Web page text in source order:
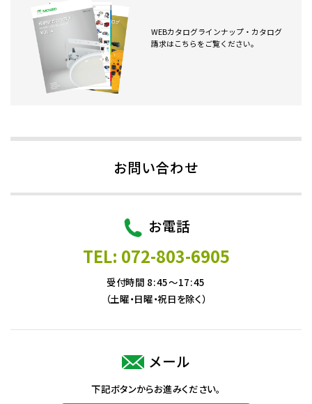
WEBカタログラインナップ・カタログ
請求はこちらをご覧ください。
お問い合わせ
お電話
TEL: 072-803-6905
受付時間 8:45～17:45
（土曜・日曜・祝日を除く）
メール
下記ボタンからお進みください。